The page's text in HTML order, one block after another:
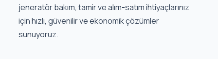
jeneratör bakım, tamir ve alım-satım ihtiyaçlarınız
için hızlı, güvenilir ve ekonomik çözümler
sunuyoruz.